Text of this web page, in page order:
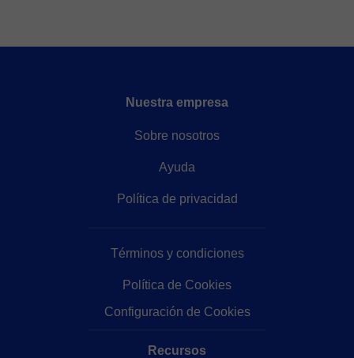
Nuestra empresa
Sobre nosotros
Ayuda
Política de privacidad
Términos y condiciones
Política de Cookies
Configuración de Cookies
Recursos